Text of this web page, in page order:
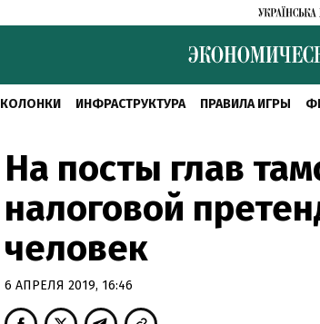
КОЛОНКИ ИНФРАСТРУКТУРА ПРАВИЛА ИГРЫ
На посты глав
налоговой
человек
6 АПРЕЛЯ 2019, 16:46